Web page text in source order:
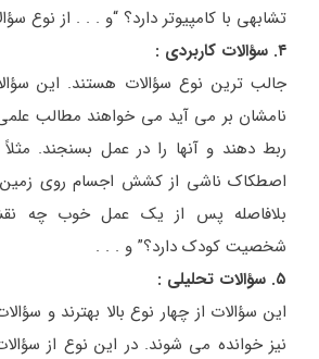
تشابهی با کامپیوتر دارد؟ “و . . . از نوع
۴. سؤالات کاربردی :
جالب ترین نوع سؤالات هستند. این
نامشان بر می آید می خواهند مطالب
ربط دهند و آنها را در عمل بسنجند.
اصطکاک ناشی از کشش اجسام روی زمین
بلافاصله پس از یک عمل خوب چه
شخصیت کودک دارد؟” و . . .
۵. سؤالات تحلیلی :
این سؤالات از چهار نوع بالا بهترند و
نیز خوانده می شوند. در این نوع از